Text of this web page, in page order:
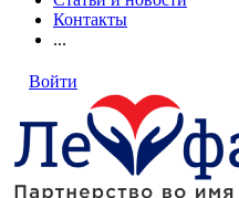
Контакты
...
Войти